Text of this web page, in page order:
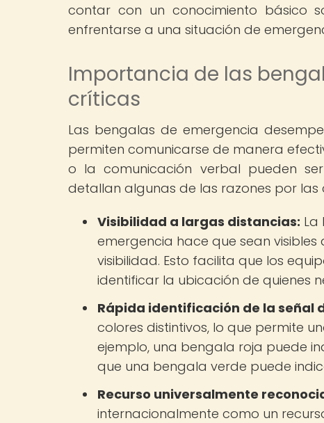
contar con un conocimiento básico
enfrentarse a una situación de
Importancia de las
críticas
Las bengalas de emergencia
permiten comunicarse de manera
o la comunicación verbal pueden
detallan algunas de las razones por
Visibilidad a largas distancias: La
emergencia hace que sean
visibilidad. Esto facilita que los
identificar la ubicación de quienes
Rápida identificación de la señal
colores distintivos, lo que permite
ejemplo, una bengala roja puede
que una bengala verde puede
Recurso universalmente
internacionalmente como un